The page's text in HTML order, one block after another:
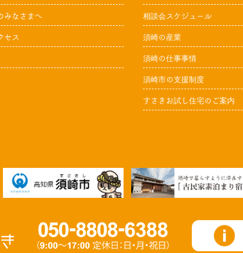
みなさまへ
セス
相談会スケジュール
須崎の産業
須崎の仕事事情
須崎市の支援制度
すさきお試し住宅のご案内